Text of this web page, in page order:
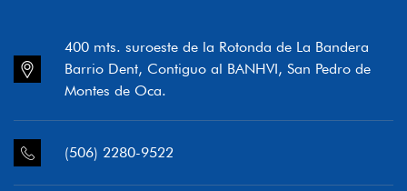
400 mts. suroeste de la Rotonda de La Bandera
Barrio Dent, Contiguo al BANHVI, San Pedro de
Montes de Oca.
(506) 2280-9522